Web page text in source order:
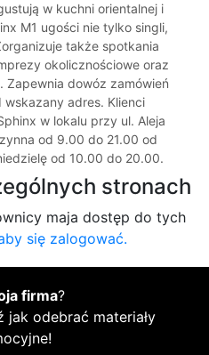
w kuchni orientalnej i
M1 ugości nie tylko singli,
także spotkania
okolicznościowe oraz
Zapewnia dowóz zamówień
adres. Klienci
w lokalu przy ul. Aleja
od 9.00 do 21.00 od
od 10.00 do 20.00.
stronach
maja dostęp do tych
się zalogować.
firma?
jak odebrać materiały